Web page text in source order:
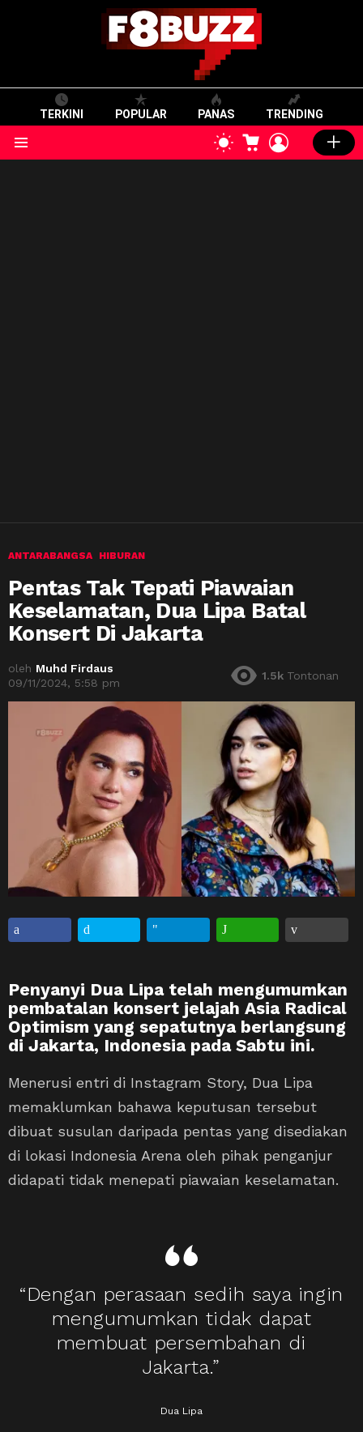
TERKINI POPULAR PANAS TRENDING
SWITCH
SKIN
CART LOGIN
ANTARABANGSA HIBURAN
Pentas Tak Tepati Piawaian
Keselamatan, Dua Lipa Batal
Konsert Di Jakarta
oleh Muhd Firdaus
09/11/2024, 5:58 pm
1.5k Tontonan
Penyanyi Dua Lipa telah mengumumkan
pembatalan konsert jelajah Asia Radical
Optimism yang sepatutnya berlangsung
di Jakarta, Indonesia pada Sabtu ini.
Menerusi entri di Instagram Story, Dua Lipa
memaklumkan bahawa keputusan tersebut
dibuat susulan daripada pentas yang disediakan
di lokasi Indonesia Arena oleh pihak penganjur
didapati tidak menepati piawaian keselamatan.
“Dengan perasaan sedih saya ingin
mengumumkan tidak dapat
membuat persembahan di
Jakarta.”
Dua Lipa